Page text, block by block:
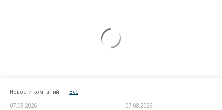
Новости компаний Все
07.08.2026 07.08.2026